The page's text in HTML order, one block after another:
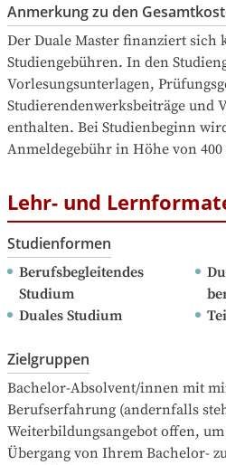
Anmerkung zu den
Der Duale Master finanziert sich
Studiengebühren. In den
Vorlesungsunterlagen,
Studierendenwerksbeiträge und
enthalten. Bei Studienbeginn
Anmeldegebühr in Höhe von
Lehr- und
Studienformen
Berufsbegleitendes
Studium
Duales Studium
Zielgruppen
Bachelor-Absolvent/innen mit
Berufserfahrung (andernfalls
Weiterbildungsangebot offen,
Übergang von Ihrem Bachelor-